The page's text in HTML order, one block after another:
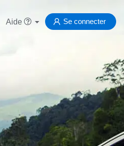
Aide Se connecter